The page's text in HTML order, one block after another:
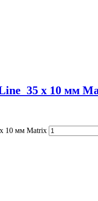
35 х 10 мм
10 мм Matrix